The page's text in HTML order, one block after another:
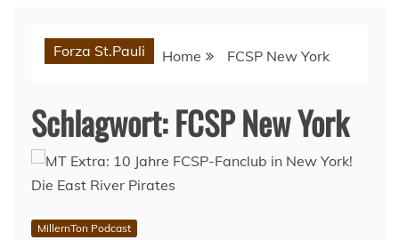
Forza St.Pauli Home FCSP New York
Schlagwort:FCSP New York
MillernTon Podcast